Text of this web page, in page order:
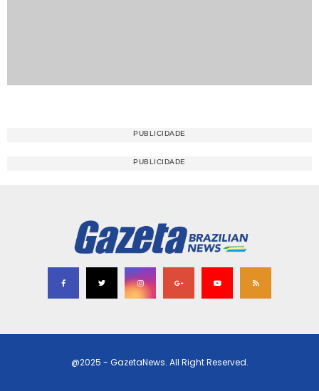
@2025 - GazetaNews. All Right Reserved.